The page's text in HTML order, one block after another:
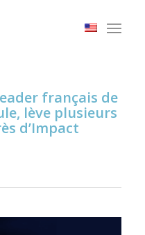
français de
lève plusieurs
d’Impact